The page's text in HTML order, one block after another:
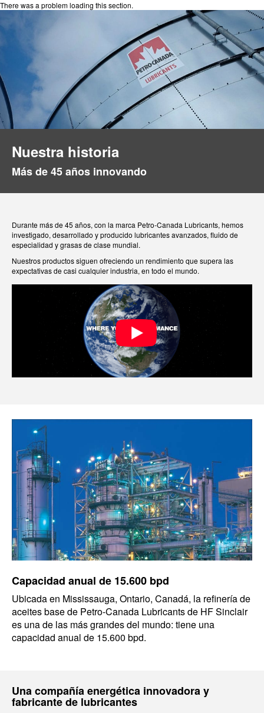
There was a problem loading this section.
Nuestra historia
Más de 45 años innovando
Durante más de 45 años, con la marca Petro-Canada Lubricants, hemos
investigado, desarrollado y producido lubricantes avanzados, fluido de
especialidad y grasas de clase mundial.
Nuestros productos siguen ofreciendo un rendimiento que supera las
expectativas de casi cualquier industria, en todo el mundo.
Capacidad anual de 15.600 bpd
Ubicada en Mississauga, Ontario, Canadá, la refinería de
aceites base de Petro-Canada Lubricants de HF Sinclair
es una de las más grandes del mundo: tiene una
capacidad anual de 15.600 bpd.
Una compañía energética innovadora y
fabricante de lubricantes